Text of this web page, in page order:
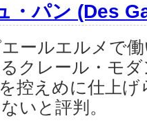
・パン (Des
ールエルメで
クレール・モ
控えめに仕上
いと評判。